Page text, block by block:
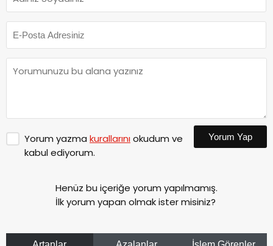
Yorum yazma kurallarınıokudum ve
kabul ediyorum.
Yorum Yap
Henüz bu içeriğe yorum yapılmamış.
İlk yorum yapan olmak ister misiniz?